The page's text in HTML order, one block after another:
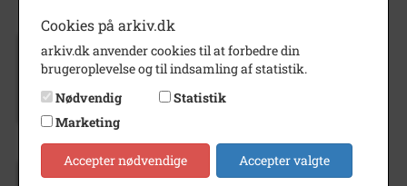
1951
Artikel "Kedelbeholder" Store kedler med
København til Kyndbyværket på en...
1951
Cookies på arkiv.dk
arkiv.dk anvender cookies til at forbedre din
brugeroplevelse og til indsamling af statistik.
Nødvendig
Statistik
Marketing
Accepter nødvendige Accepter valgte